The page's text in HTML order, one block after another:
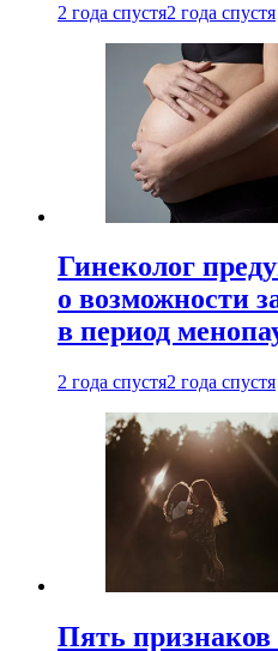
2 года спустя2 года спустя
Гинеколог
о возможности
в период
2 года спустя2 года спустя
Пять признаков